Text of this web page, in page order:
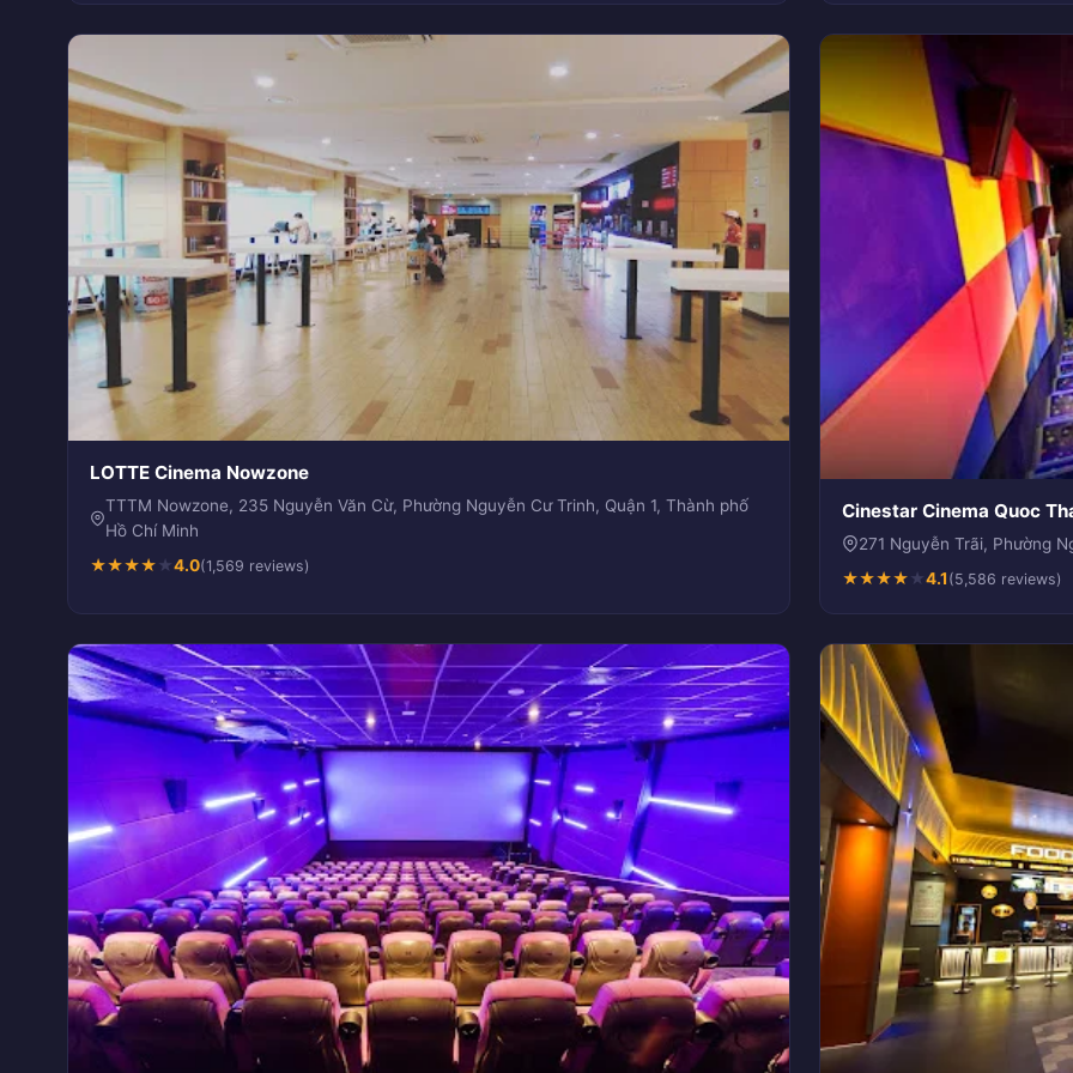
LOTTE Cinema Nowzone
TTTM Nowzone, 235 Nguyễn Văn Cừ, Phường Nguyễn Cư Trinh, Quận 1, Thành phố
Hồ Chí Minh
★★★★★4.0(1,569 reviews)
Cinestar Cinema Quoc
271 Nguyễn Trãi, Phường
★★★★★4.1 (5,586 reviews)